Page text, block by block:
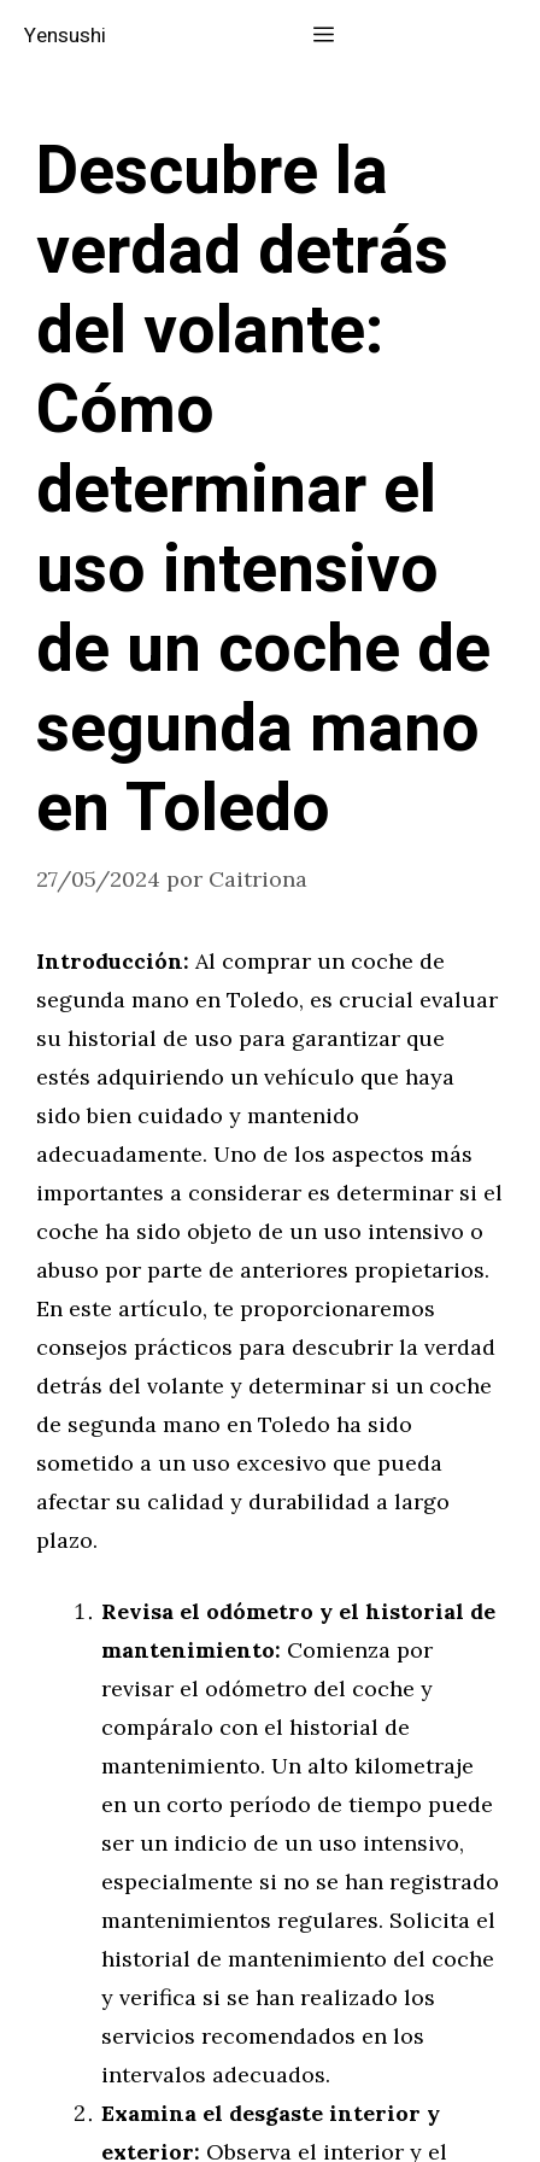
Yensushi Menú
Descubre la
verdad detrás
del volante:
Cómo
determinar el
uso intensivo
de un coche de
segunda mano
en Toledo
27/05/2024 por Caitriona
Introducción: Al comprar un coche de
segunda mano en Toledo, es crucial evaluar
su historial de uso para garantizar que
estés adquiriendo un vehículo que haya
sido bien cuidado y mantenido
adecuadamente. Uno de los aspectos más
importantes a considerar es determinar si el
coche ha sido objeto de un uso intensivo o
abuso por parte de anteriores propietarios.
En este artículo, te proporcionaremos
consejos prácticos para descubrir la verdad
detrás del volante y determinar si un coche
de segunda mano en Toledo ha sido
sometido a un uso excesivo que pueda
afectar su calidad y durabilidad a largo
plazo.
Revisa el odómetro y el historial de
mantenimiento: Comienza por
revisar el odómetro del coche y
compáralo con el historial de
mantenimiento. Un alto kilometraje
en un corto período de tiempo puede
ser un indicio de un uso intensivo,
especialmente si no se han registrado
mantenimientos regulares. Solicita el
historial de mantenimiento del coche
y verifica si se han realizado los
servicios recomendados en los
intervalos adecuados.
Examina el desgaste interior y
exterior: Observa el interior y el